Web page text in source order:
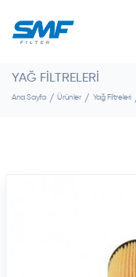
YAĞ FILTRELERI
Ana Sayfa Ürünler Yağ Filtreleri